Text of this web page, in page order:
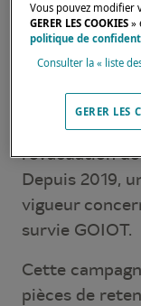
fixes de la
verre «
aluminium et
En cas de
la trappe doit
l’évacuation
Depuis 2019,
vigueur
survie GOIOT.
Cette
pièces de
Vous pouvez modifier
GERER LES COOKIES »
politique de
Consulter la « liste
GERER LES